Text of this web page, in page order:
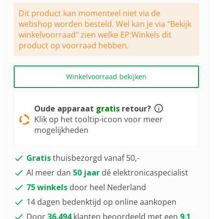
Dezelfde
paginalink.
Dit product kan momenteel niet via de
webshop worden besteld. Wel kan je via "Bekijk
winkelvoorraad" zien welke EP:Winkels dit
product op voorraad hebben.
Winkelvoorraad bekijken
Oude apparaat gratisretour?
Klik op het tooltip-icoon voor meer
mogelijkheden
Gratisthuisbezorgd vanaf 50,-
Al meer dan 50 jaardé elektronicaspecialist
75 winkelsdoor heel Nederland
14 dagen bedenktijd op online aankopen
Door36.494 klanten beoordeeld met een 9.1